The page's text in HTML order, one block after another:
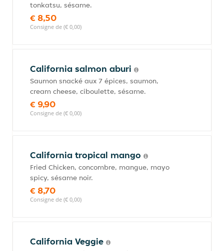
tonkatsu, sésame.
€ 8,50
Consigne de (€ 0,00)
California salmon aburi
Saumon snacké aux 7 épices, saumon,
cream cheese, ciboulette, sésame.
€ 9,90
Consigne de (€ 0,00)
California tropical mango
Fried Chicken, concombre, mangue, mayo
spicy, sésame noir.
€ 8,70
Consigne de (€ 0,00)
California Veggie